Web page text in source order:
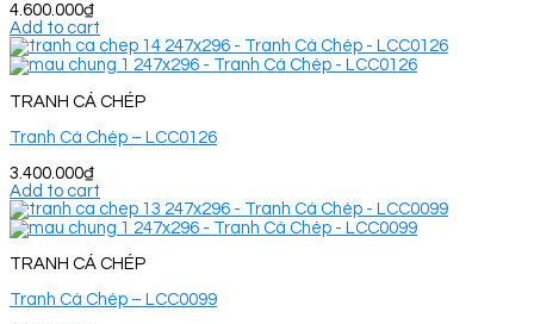
4.600.000₫
Add to cart
TRANH CÁ CHÉP
Tranh Cá Chép – LCC0126
3.400.000₫
Add to cart
TRANH CÁ CHÉP
Tranh Cá Chép – LCC0099